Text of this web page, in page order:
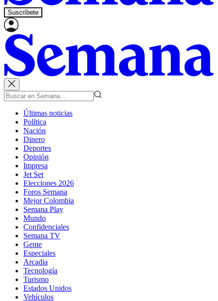
Suscríbete
Últimas noticias
Política
Nación
Dinero
Deportes
Opinión
Impresa
Jet Set
Elecciones 2026
Foros Semana
Mejor Colombia
Semana Play
Mundo
Confidenciales
Semana TV
Gente
Especiales
Arcadia
Tecnología
Turismo
Estados Unidos
Vehículos